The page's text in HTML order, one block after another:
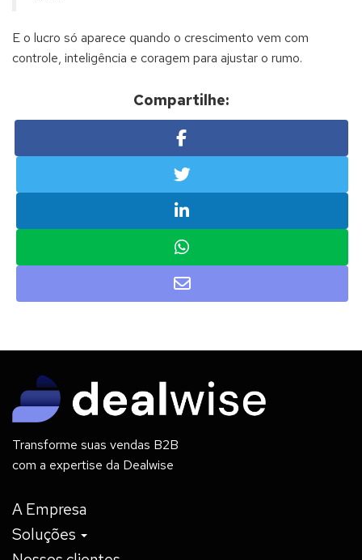
E o lucro só aparece quando o crescimento vem com
controle, inteligência e coragem para ajustar o rumo.
Compartilhe:
Transforme suas vendas B2B
com a expertise da Dealwise
A Empresa
Soluções